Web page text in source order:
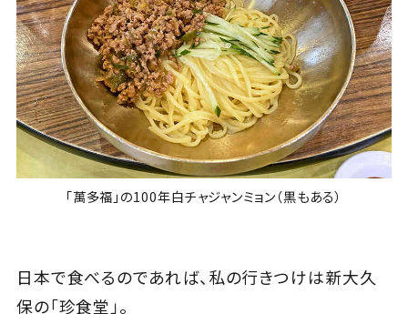
「萬多福」の100年白チャジャンミョン（黒もある）
日本で食べるのであれば、私の行きつけは新大久
保の「珍食堂」。